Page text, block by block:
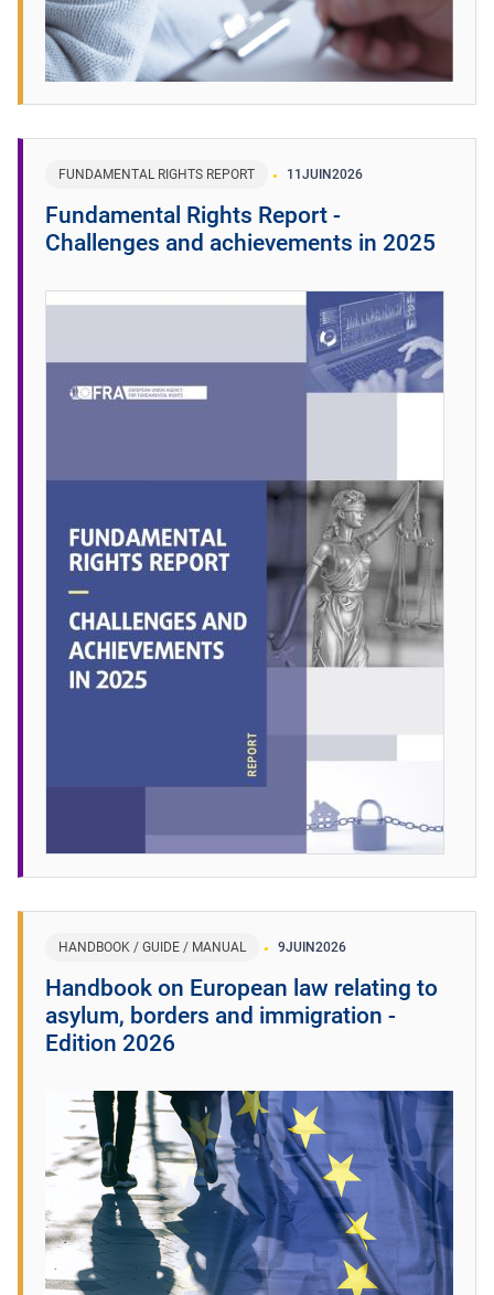
FUNDAMENTAL RIGHTS REPORT 11 JUIN2026
Fundamental Rights Report -
Challenges and achievements in 2025
HANDBOOK / GUIDE / MANUAL 9JUIN2026
Handbook on European law relating to
asylum, borders and immigration -
Edition 2026